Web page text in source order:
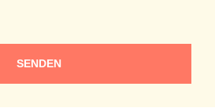
SENDEN